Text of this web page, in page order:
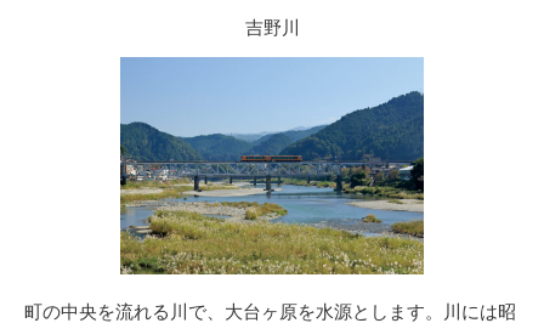
吉野川
町の中央を流れる川で、大台ヶ原を水源とします。川には昭